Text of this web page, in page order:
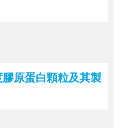
膠原蛋白顆粒及其製